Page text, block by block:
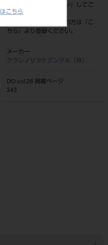
こちら
ログイン
』してご
覧ください。
ネット会員登録がまだの方は『
こ
ちら
』より登録ください。
メーカー
クラレノリタケデンタル（株）
DO vol.26 掲載ページ
343